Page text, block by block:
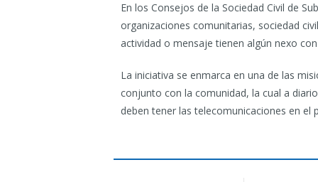
En los Consejos de la Sociedad Civil de
organizaciones comunitarias, sociedad
actividad o mensaje tienen algún nexo
La iniciativa se enmarca en una de las
conjunto con la comunidad, la cual a
deben tener las telecomunicaciones en el